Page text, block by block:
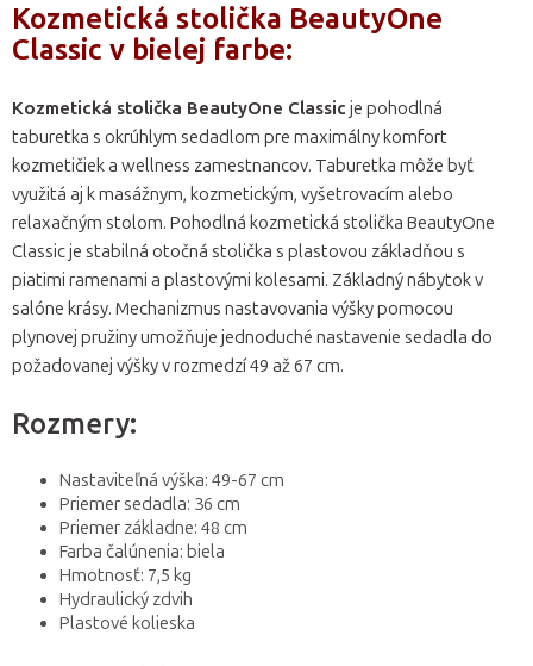
Kozmetická stolička BeautyOne
Classic v bielej farbe:
Kozmetická stolička BeautyOne Classic je pohodlná
taburetka s okrúhlym sedadlom pre maximálny komfort
kozmetičiek a wellness zamestnancov. Taburetka môže byť
využitá aj k masážnym, kozmetickým, vyšetrovacím alebo
relaxačným stolom. Pohodlná kozmetická stolička BeautyOne
Classic je stabilná otočná stolička s plastovou základňou s
piatimi ramenami a plastovými kolesami. Základný nábytok v
salóne krásy. Mechanizmus nastavovania výšky pomocou
plynovej pružiny umožňuje jednoduché nastavenie sedadla do
požadovanej výšky v rozmedzí 49 až 67 cm.
Rozmery:
Nastaviteľná výška: 49-67 cm
Priemer sedadla: 36 cm
Priemer základne: 48 cm
Farba čalúnenia: biela
Hmotnosť: 7,5 kg
Hydraulický zdvih
Plastové kolieska